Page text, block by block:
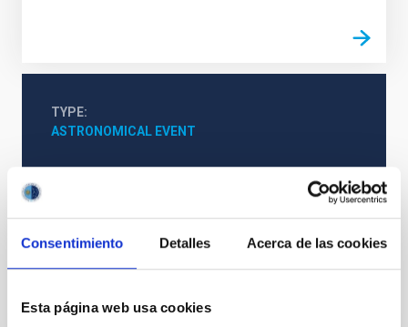
Consentimiento Detalles Acerca de las cookies
Esta página web usa cookies
TYPE
ASTRONOMICAL EVENT
It may interest you